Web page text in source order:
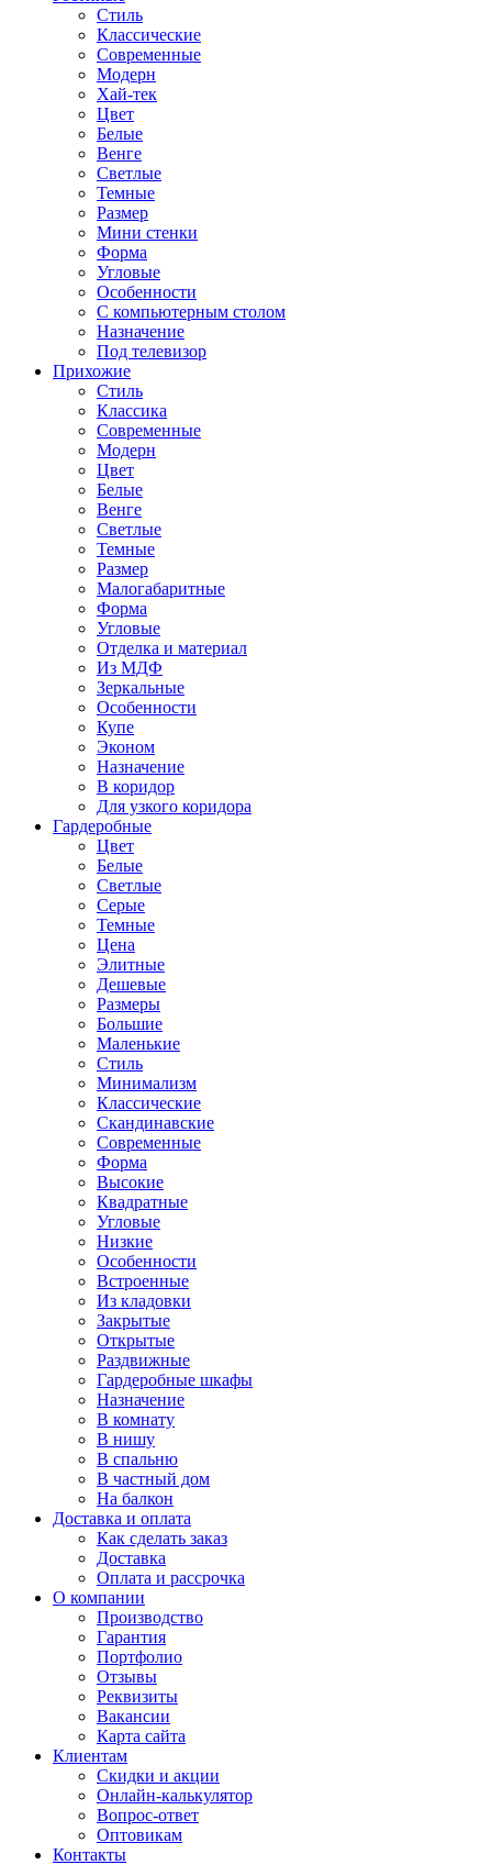
Стиль
Классические
Современные
Модерн
Хай-тек
Цвет
Белые
Венге
Светлые
Темные
Размер
Мини стенки
Форма
Угловые
Особенности
С компьютерным столом
Назначение
Под телевизор
Прихожие
Стиль
Классика
Современные
Модерн
Цвет
Белые
Венге
Светлые
Темные
Размер
Малогабаритные
Форма
Угловые
Отделка и материал
Из МДФ
Зеркальные
Особенности
Купе
Эконом
Назначение
В коридор
Для узкого коридора
Гардеробные
Цвет
Белые
Светлые
Серые
Темные
Цена
Элитные
Дешевые
Размеры
Большие
Маленькие
Стиль
Минимализм
Классические
Скандинавские
Современные
Форма
Высокие
Квадратные
Угловые
Низкие
Особенности
Встроенные
Из кладовки
Закрытые
Открытые
Раздвижные
Гардеробные шкафы
Назначение
В комнату
В нишу
В спальню
В частный дом
На балкон
Доставка и оплата
Как сделать заказ
Доставка
Оплата и рассрочка
О компании
Производство
Гарантия
Портфолио
Отзывы
Реквизиты
Вакансии
Карта сайта
Клиентам
Скидки и акции
Онлайн-калькулятор
Вопрос-ответ
Оптовикам
Контакты